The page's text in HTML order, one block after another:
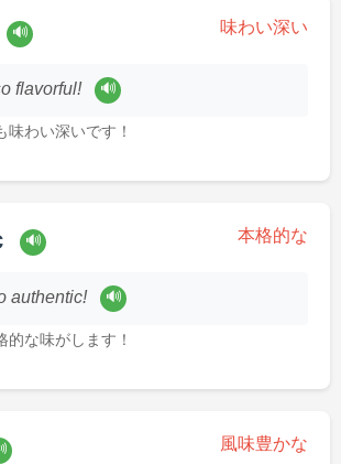
🔊 味わい深い
flavorful! 🔊
味わい深いです！
🔊 本格的な
authentic! 🔊
的な味がします！
風味豊かな